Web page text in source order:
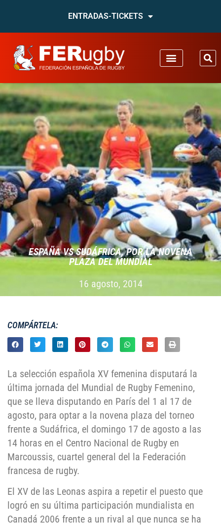
ENTRADAS-TICKETS
ESPAÑA VS SUDÁFRICA, POR LA NOVENA
PLAZA DEL MUNDIAL
16 agosto, 2014
COMPÁRTELA:
La selección española XV femenina disputará la
última jornada del Mundial de Rugby Femenino,
que se lleva disputando en París del 1 al 17 de
agosto, para optar a la novena plaza del torneo
frente a Sudáfrica, el domingo 17 de agosto a las
14 horas en el Centro Nacional de Rugby en
Marcoussis, cuartel general del la Federación
francesa de rugby.
El XV de las Leonas aspira a repetir el puesto que
logró en su última participación mundialista en
Canadá 2006 frente a un rival al que nunca se ha